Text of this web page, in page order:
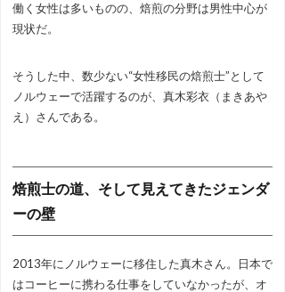
働く女性は多いものの、焙煎の分野は男性中心が
現状だ。
そうした中、数少ない“女性移民の焙煎士”として
ノルウェーで活躍するのが、真木彩衣（まきあや
え）さんである。
焙煎士の道、そして見えてきたジェンダ
ーの壁
2013年にノルウェーに移住した真木さん。日本で
はコーヒーに携わる仕事をしていなかったが、オ